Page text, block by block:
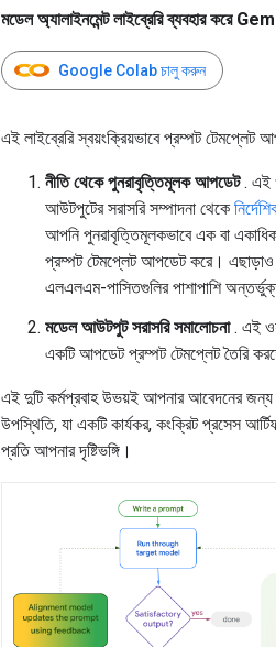
মডেল অ্যালাইনমেন্ট লাইব্রেরি ব্যবহার করে
Google Colab চালু করুন
এই লাইব্রেরি স্বয়ংক্রিয়ভাবে প্রম্পট টেমপ্লেট
নীতি থেকে পুনরাবৃত্তিমূলক আপডেট. এই
আউটপুটের সরাসরি সম্পাদনা থেকে
আপনি পুনরাবৃত্তিমূলকভাবে এক বা একাধিক
প্রম্পট টেমপ্লেট আপডেট করে। এছাড়াও
এলএলএম-পাসিতগুলির পাশাপাশি
মডেল আউটপুট সরাসরি সমালোচনা. এই
একটি আপডেট প্রম্পট টেমপ্লেট তৈরি
এই দুটি কর্মপ্রবাহ উভয়ই আপনার আবেদনের
উপস্থিতি, যা একটি কার্যকর, কংক্রিট প্রসেস
প্রতি আপনার দৃষ্টিভঙ্গি।